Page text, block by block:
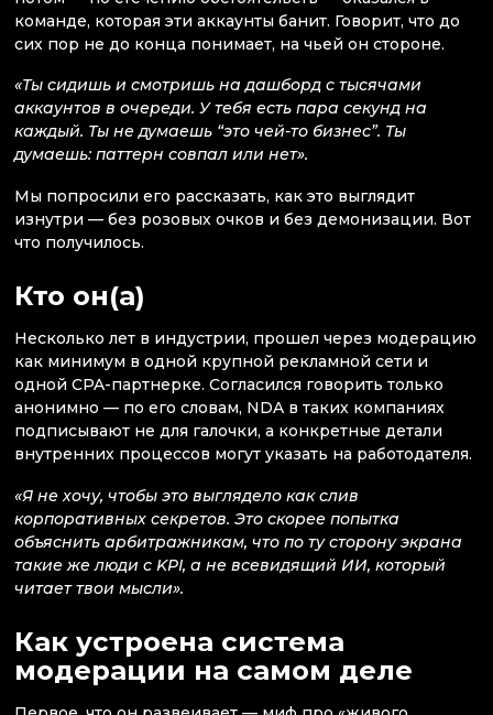
команде, которая эти аккаунты банит. Говорит, что до
сих пор не до конца понимает, на чьей он стороне.
«Ты сидишь и смотришь на дашборд с тысячами
аккаунтов в очереди. У тебя есть пара секунд на
каждый. Ты не думаешь “это чей-то бизнес”. Ты
думаешь: паттерн совпал или нет».
Мы попросили его рассказать, как это выглядит
изнутри — без розовых очков и без демонизации. Вот
что получилось.
Кто он(а)
Несколько лет в индустрии, прошел через модерацию
как минимум в одной крупной рекламной сети и
одной CPA-партнерке. Согласился говорить только
анонимно — по его словам, NDA в таких компаниях
подписывают не для галочки, а конкретные детали
внутренних процессов могут указать на работодателя.
«Я не хочу, чтобы это выглядело как слив
корпоративных секретов. Это скорее попытка
объяснить арбитражникам, что по ту сторону экрана
такие же люди с KPI, а не всевидящий ИИ, который
читает твои мысли».
Как устроена система
модерации на самом деле